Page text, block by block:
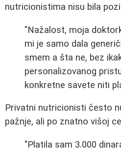
nutricionistima nisu bila
"Nažalost, moja
mi je samo dala
smem a šta ne, bez
personalizovanog
konkretne savete niti
Privatni nutricionisti često
pažnje, ali po znatno višoj
"Platila sam 3.000